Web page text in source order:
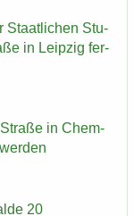
Staat­li­chen Stu­
in Leip­zig fer­
Stra­ße in Chem­
20